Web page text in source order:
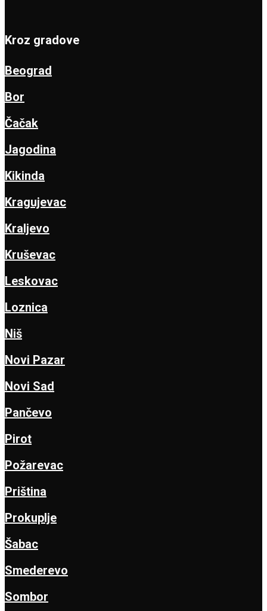
Kroz gradove
Beograd
Bor
Čačak
Jagodina
Kikinda
Kragujevac
Kraljevo
Kruševac
Leskovac
Loznica
Niš
Novi Pazar
Novi Sad
Pančevo
Pirot
Požarevac
Priština
Prokuplje
Šabac
Smederevo
Sombor